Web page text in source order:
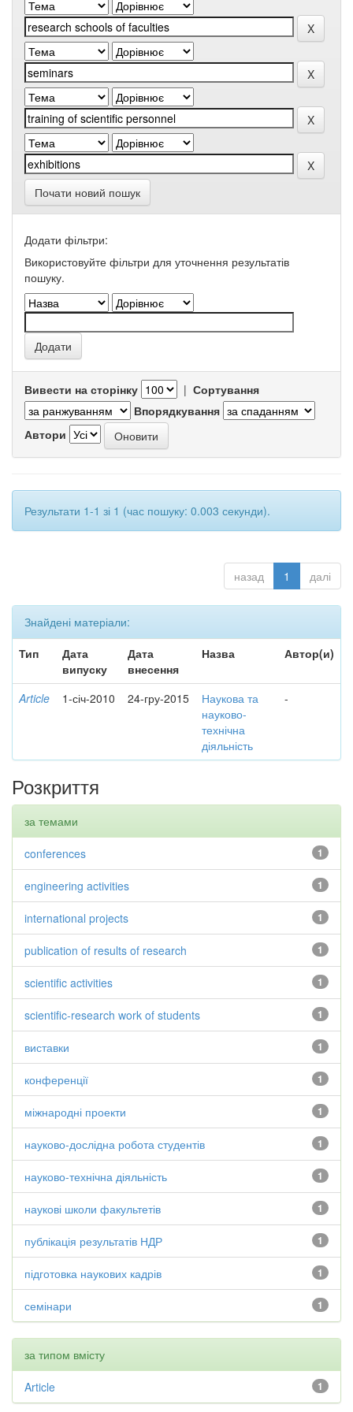
Почати новий пошук
Додати фільтри:
Використовуйте фільтри для уточнення результатів
пошуку.
Вивести на сторінку | Сортування
Впорядкування
Автори
Результати 1-1 зі 1 (час пошуку: 0.003 секунди).
назад 1 далі
Знайдені матеріали:
Тип
Дата
випуску
Дата
внесення
Назва Автор(и)
Article 1-січ-2010 24-гру-2015
Наукова та
науково-
технічна
діяльність
-
Розкриття
за темами
1
conferences
1
engineering activities
1
international projects
1
publication of results of research
1
scientific activities
1
scientific-research work of students
1
виставки
1
конференції
1
міжнародні проекти
1
науково-дослідна робота студентів
1
науково-технічна діяльність
1
наукові школи факультетів
1
публікація результатів НДР
1
підготовка наукових кадрів
1
семінари
за типом вмісту
1
Article